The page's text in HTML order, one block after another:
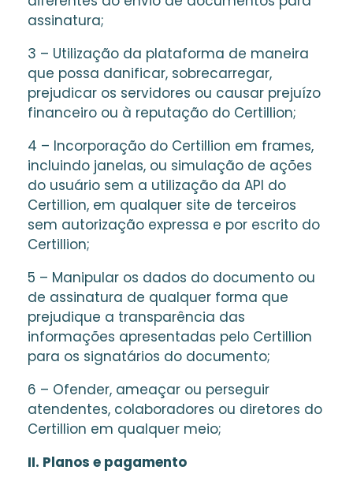
assinatura;
3 – Utilização da plataforma de maneira
que possa danificar, sobrecarregar,
prejudicar os servidores ou causar prejuízo
financeiro ou à reputação do Certillion;
4 – Incorporação do Certillion em frames,
incluindo janelas, ou simulação de ações
do usuário sem a utilização da API do
Certillion, em qualquer site de terceiros
sem autorização expressa e por escrito do
Certillion;
5 – Manipular os dados do documento ou
de assinatura de qualquer forma que
prejudique a transparência das
informações apresentadas pelo Certillion
para os signatários do documento;
6 – Ofender, ameaçar ou perseguir
atendentes, colaboradores ou diretores do
Certillion em qualquer meio;
II. Planos e pagamento